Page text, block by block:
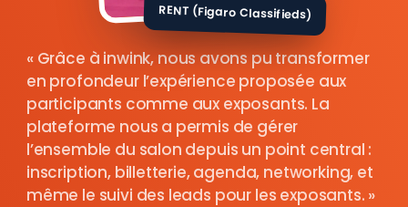
RENT (Figaro Classifieds)
Grâce à inwink, nous avons pu transformer
en profondeur l’expérience proposée aux
participants comme aux exposants. La
plateforme nous a permis de gérer
l’ensemble du salon depuis un point central :
inscription, billetterie, agenda, networking, et
même le suivi des leads pour les exposants.